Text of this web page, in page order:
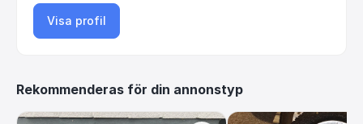
Visa profil
Rekommenderas för din annonstyp